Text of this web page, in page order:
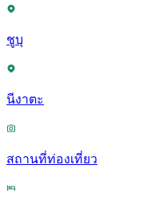
ชูบุ
นีงาตะ
สถานที่ท่องเที่ยว